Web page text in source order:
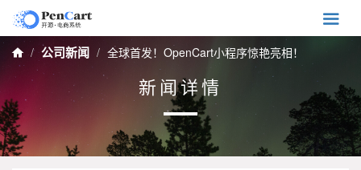

新闻详情
 公司新闻 全球首发！OpenCart小程序惊艳亮相！